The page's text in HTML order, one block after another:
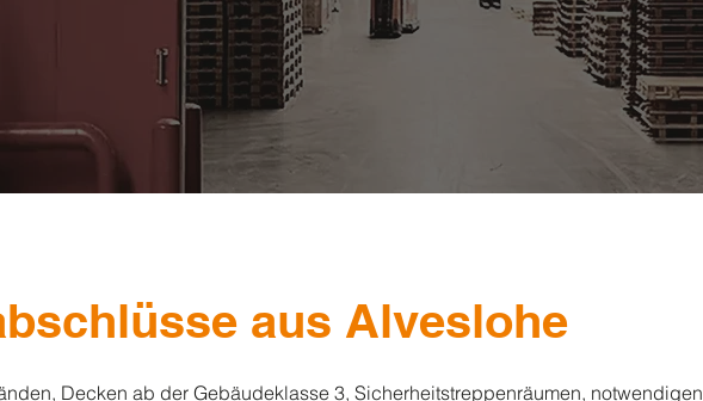
aus Alveslohe
Decken ab der Gebäudeklasse 3, Sicherheitstreppenräumen, notwendigen